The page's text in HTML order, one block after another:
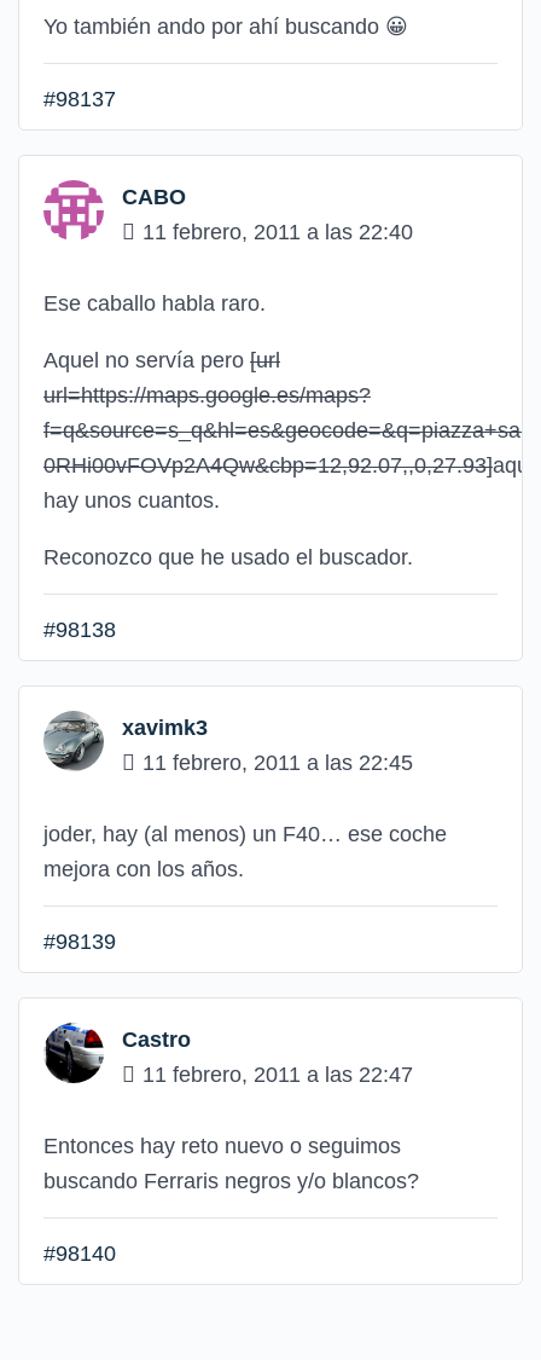
Yo también ando por ahí buscando 😀
#98137
CABO
11 febrero, 2011 a las 22:40
Ese caballo habla raro.
Aquel no servía pero [url
url=https://maps.google.es/maps?
0RHi00vFOVp2A4Qw&cbp=12,92.07,,0,27.93]aquí
hay unos cuantos.
Reconozco que he usado el buscador.
#98138
xavimk3
11 febrero, 2011 a las 22:45
joder, hay (al menos) un F40… ese coche
mejora con los años.
#98139
Castro
11 febrero, 2011 a las 22:47
Entonces hay reto nuevo o seguimos
buscando Ferraris negros y/o blancos?
#98140